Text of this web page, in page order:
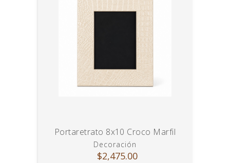
Portaretrato 8x10 Croco Marfil
Decoración
$2,475.00